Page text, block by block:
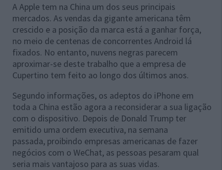
A Apple tem na China um dos seus principais
mercados. As vendas da gigante americana têm
crescido e a posição da marca está a ganhar força,
no meio de centenas de concorrentes Android lá
fixados. No entanto, nuvens negras parecem
aproximar-se deste trabalho que a empresa de
Cupertino tem feito ao longo dos últimos anos.
Segundo informações, os adeptos do iPhone em
toda a China estão agora a reconsiderar a sua ligação
com o dispositivo. Depois de Donald Trump ter
emitido uma ordem executiva, na semana
passada, proibindo empresas americanas de fazer
negócios com o WeChat, as pessoas pesaram qual
seria mais vantajoso para as suas vidas.